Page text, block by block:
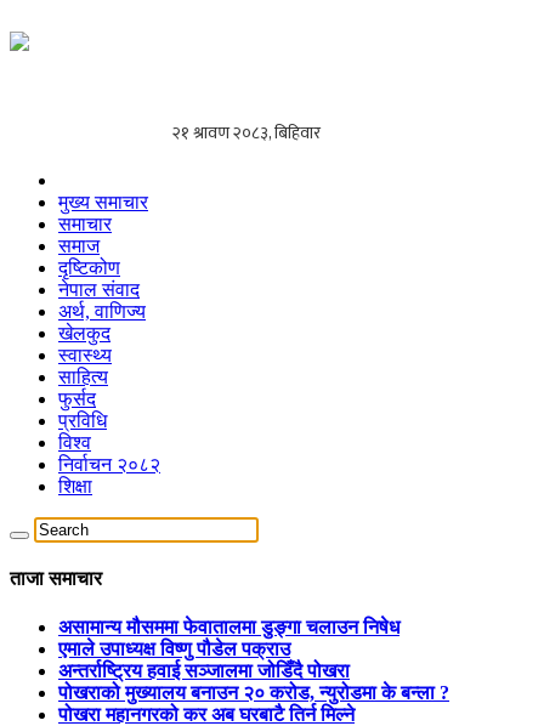
मुख्य समाचार
समाचार
समाज
दृष्टिकोण
नेपाल संवाद
अर्थ, वाणिज्य
खेलकुद
स्वास्थ्य
साहित्य
फुर्सद
प्रविधि
विश्व
निर्वाचन २०८२
शिक्षा
ताजा समाचार
असामान्य मौसममा फेवातालमा डुङ्गा चलाउन निषेध
एमाले उपाध्यक्ष विष्णु पौडेल पक्राउ
अन्तर्राष्ट्रिय हवाई सञ्जालमा जोडिँदै पोखरा
पोखराको मुख्यालय बनाउन २० करोड, न्युरोडमा के बन्ला ?
पोखरा महानगरको कर अब घरबाटै तिर्न मिल्ने